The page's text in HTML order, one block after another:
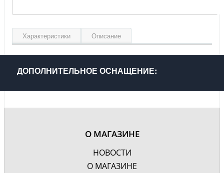
Характеристики Описание
Глубина, см 30
Материал фасада МДФ влагостойкий
Белый
3
ДОПОЛНИТЕЛЬНОЕ ОСНАЩЕНИЕ:
О МАГАЗИНЕ
НОВОСТИ
О МАГАЗИНЕ